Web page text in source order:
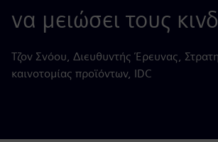
να μειώσει τους
Τζον Σνόου, Διευθυντής Έρευνας,
καινοτομίας προϊόντων, IDC